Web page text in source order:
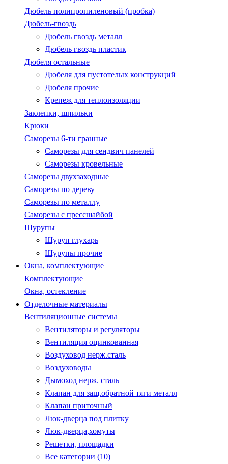
Дюбель полипропиленовый (пробка)
Дюбель-гвоздь
Дюбель гвоздь металл
Дюбель гвоздь пластик
Дюбеля остальные
Дюбеля для пустотелых конструкций
Дюбеля прочие
Крепеж для теплоизоляции
Заклепки, шпильки
Крюки
Саморезы 6-ти гранные
Саморезы для сендвич панелей
Саморезы кровельные
Саморезы двухзаходные
Саморезы по дереву
Саморезы по металлу
Саморезы с пресcшайбой
Шурупы
Шуруп глухарь
Шурупы прочие
Окна, комплектующие
Комплектующие
Окна, остекление
Отделочные материалы
Вентиляционные системы
Вентиляторы и регуляторы
Вентиляция оцинкованная
Воздуховод нерж.сталь
Воздуховоды
Дымоход нерж. сталь
Клапан для защ.обратной тяги металл
Клапан приточный
Люк-дверца под плитку
Люк-дверца,хомуты
Решетки, площадки
Все категории (10)